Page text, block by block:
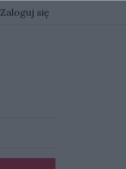
Zaloguj się